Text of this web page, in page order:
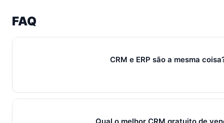
FAQ
CRM e ERP são a mesma
Não. CRM cuida do relacionamento (pré-venda, venda, pós-